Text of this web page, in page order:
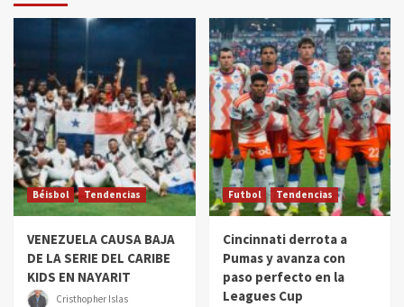
Béisbol Tendencias
VENEZUELA CAUSA BAJA
DE LA SERIE DEL CARIBE
KIDS EN NAYARIT
Cristhopher Islas
Futbol Tendencias
Cincinnati derrota a
Pumas y avanza con
paso perfecto en la
Leagues Cup